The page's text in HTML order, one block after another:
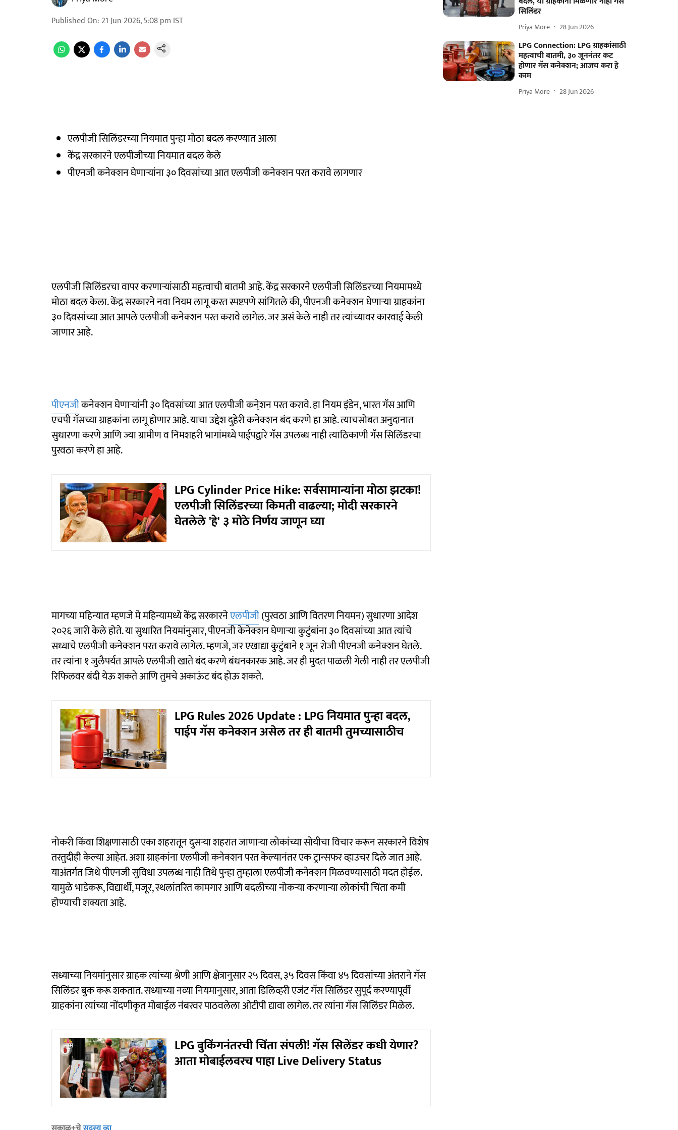
Published On: 21 Jun 2026, 5:08 pm IST
एलपीजी सिलिंडरच्या नियमात पुन्हा मोठा बदल करण्यात आला
केंद्र सरकारने एलपीजीच्या नियमात बदल केले
पीएनजी कनेक्शन घेणाऱ्यांना ३० दिवसांच्या आत एलपीजी कनेक्शन परत करावे लागणार
एलपीजी सिलिंडरचा वापर करणाऱ्यांसाठी महत्वाची बातमी आहे. केंद्र सरकारने एलपीजी सिलिंडरच्या नियमामध्ये
मोठा बदल केला. केंद्र सरकारने नवा नियम लागू करत स्पष्टपणे सांगितले की, पीएनजी कनेक्शन घेणाऱ्या ग्राहकांना
३० दिवसांच्या आत आपले एलपीजी कनेक्शन परत करावे लागेल. जर असं केले नाही तर त्यांच्यावर कारवाई केली
जाणार आहे.
पीएनजीकनेक्शन घेणाऱ्यांनी ३० दिवसांच्या आत एलपीजी कने्शन परत करावे. हा नियम इंडेन, भारत गॅस आणि
एचपी गॅसच्या ग्राहकांना लागू होणार आहे. याचा उद्देश दुहेरी कनेक्शन बंद करणे हा आहे. त्याचसोबत अनुदानात
सुधारणा करणे आणि ज्या ग्रामीण व निमशहरी भागांमध्ये पाईपद्वारे गॅस उपलब्ध नाही त्याठिकाणी गॅस सिलिंडरचा
पुरवठा करणे हा आहे.
LPG Cylinder Price Hike: सर्वसामान्यांना मोठा झटका!
एलपीजी सिलिंडरच्या किमती वाढल्या; मोदी सरकारने
घेतलेले 'हे' ३ मोठे निर्णय जाणून घ्या
मागच्या महिन्यात म्हणजे मे महिन्यामध्ये केंद्र सरकारनेएलपीजी(पुरवठा आणि वितरण नियमन) सुधारणा आदेश
२०२६ जारी केले होते. या सुधारित नियमांनुसार, पीएनजी केनेक्शन घेणाऱ्या कुटुंबांना ३० दिवसांच्या आत त्यांचे
सध्याचे एलपीजी कनेक्शन परत करावे लागेल. म्हणजे, जर एखाद्या कुटुंबाने १ जून रोजी पीएनजी कनेक्शन घेतले.
तर त्यांना १ जुलैपर्यंत आपले एलपीजी खाते बंद करणे बंधनकारक आहे. जर ही मुदत पाळली गेली नाही तर एलपीजी
रिफिलवर बंदी येऊ शकते आणि तुमचे अकाऊंट बंद होऊ शकते.
LPG Rules 2026 Update : LPG नियमात पुन्हा बदल,
पाईप गॅस कनेक्शन असेल तर ही बातमी तुमच्यासाठीच
नोकरी किंवा शिक्षणासाठी एका शहरातून दुसऱ्या शहरात जाणाऱ्या लोकांच्या सोयीचा विचार करून सरकारने विशेष
तरतुदीही केल्या आहेत. अशा ग्राहकांना एलपीजी कनेक्शन परत केल्यानंतर एक ट्रान्सफर व्हाउचर दिले जात आहे.
याअंतर्गत जिथे पीएनजी सुविधा उपलब्ध नाही तिथे पुन्हा तुम्हाला एलपीजी कनेक्शन मिळवण्यासाठी मदत होईल.
यामुळे भाडेकरू, विद्यार्थी, मजूर, स्थलांतरित कामगार आणि बदलीच्या नोकऱ्या करणाऱ्या लोकांची चिंता कमी
होण्याची शक्यता आहे.
सध्याच्या नियमांनुसार ग्राहक त्यांच्या श्रेणी आणि क्षेत्रानुसार २५ दिवस, ३५ दिवस किंवा ४५ दिवसांच्या अंतराने गॅस
सिलिंडर बुक करू शकतात. सध्याच्या नव्या नियमानुसार, आता डिलिव्हरी एजंट गॅस सिलिंडर सुपूर्द करण्यापूर्वी
ग्राहकांना त्यांच्या नोंदणीकृत मोबाईल नंबरवर पाठवलेला ओटीपी द्यावा लागेल. तर त्यांना गॅस सिलिंडर मिळेल.
LPG बुकिंगनंतरची चिंता संपली! गॅस सिलेंडर कधी येणार?
आता मोबाईलवरच पाहा Live Delivery Status
सिलिंडर
Priya More 28 Jun 2026
LPG Connection: LPG ग्राहकांसाठी
महत्वाची बातमी, ३० जूननंतर कट
होणार गॅस कनेक्शन; आजच करा हे
काम
Priya More 28 Jun 2026